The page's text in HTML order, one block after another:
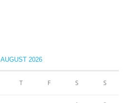
AUGUST 2026
T F S S